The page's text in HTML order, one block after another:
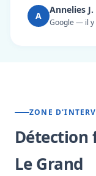
A
Annelies J.
Google — il y
ZONE
Détection
Le Grand